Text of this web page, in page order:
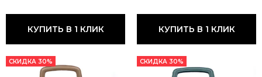
КУПИТЬ В 1 КЛИК КУПИТЬ В 1 КЛИК
СКИДКА 30% СКИДКА 30%